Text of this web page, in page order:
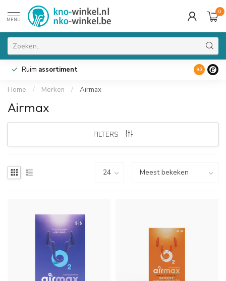
MENU
0
Ruim assortiment 9.3
Home / Merken / Airmax
Airmax
FILTERS